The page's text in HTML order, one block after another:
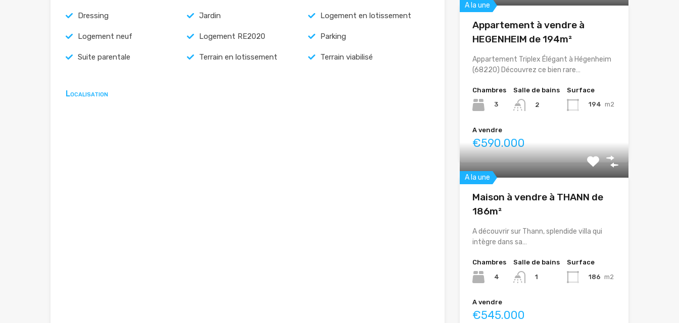
Dressing Jardin Logement en lotissement
Logement neuf Logement RE2020 Parking
Suite parentale Terrain en lotissement Terrain viabilisé
Localisation
A la une
Appartement à vendre à
HEGENHEIM de 194m²
Appartement Triplex Élégant à Hégenheim
(68220) Découvrez ce bien rare…
Chambres
3
Salle de bains
2
Surface
194 m2
A vendre
€590.000
A la une
Maison à vendre à THANN de
186m²
A découvrir sur Thann, splendide villa qui
intègre dans sa…
Chambres
4
Salle de bains
1
Surface
186 m2
A vendre
€545.000